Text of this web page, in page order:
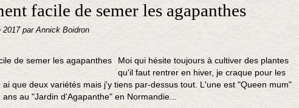
facile de semer les agapanthes
2017 par Annick Boidron
Moi qui hésite toujours à cultiver des plantes
qu'il faut rentrer en hiver, je craque pour les
que deux variétés mais j'y tiens par-dessus tout. L'une est "Queen mum"
au "Jardin d'Agapanthe" en Normandie...